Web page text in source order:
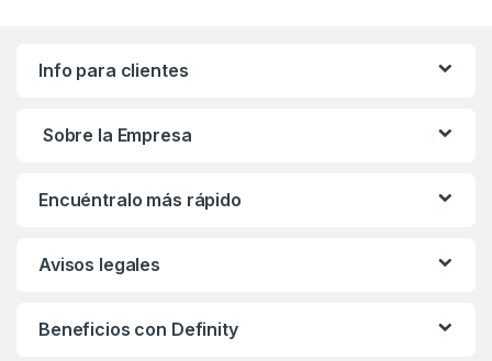
Info para clientes
Sobre la Empresa
Encuéntralo más rápido
Avisos legales
Beneficios con Definity